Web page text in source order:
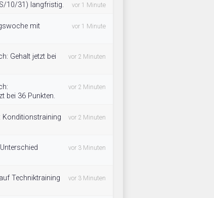
10/31) langfristig. vor 1 Minute
mit
vor 1 Minute
Gehalt jetzt bei
vor 2 Minuten
bei 36 Punkten.
vor 2 Minuten
Konditionstraining
vor 2 Minuten
vor 3 Minuten
Techniktraining
vor 3 Minuten